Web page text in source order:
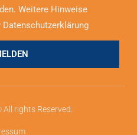
Weitere Hinweise
rights Reserved.